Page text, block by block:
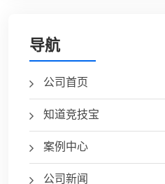
导航
公司首页
知道竞技宝
案例中心
公司新闻